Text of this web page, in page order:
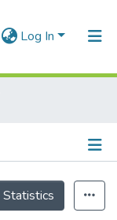
Log In
Statistics